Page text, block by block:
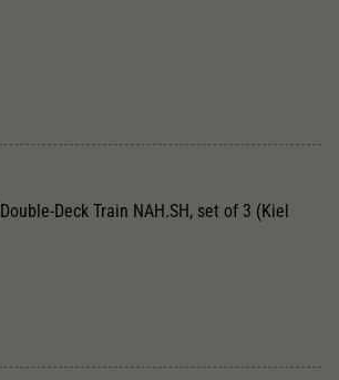
Double-Deck Train NAH.SH, set of 3 (Kiel